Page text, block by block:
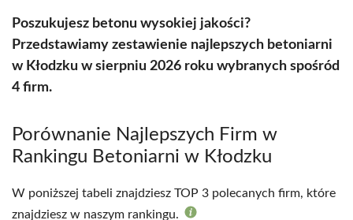
Poszukujesz betonu wysokiej jakości?
Przedstawiamy zestawienie najlepszych betoniarni
w Kłodzku w sierpniu 2026 roku wybranych spośród
4 firm.
Porównanie Najlepszych Firm w
Rankingu Betoniarni w Kłodzku
W poniższej tabeli znajdziesz TOP 3 polecanych firm, które
znajdziesz w naszym rankingu.